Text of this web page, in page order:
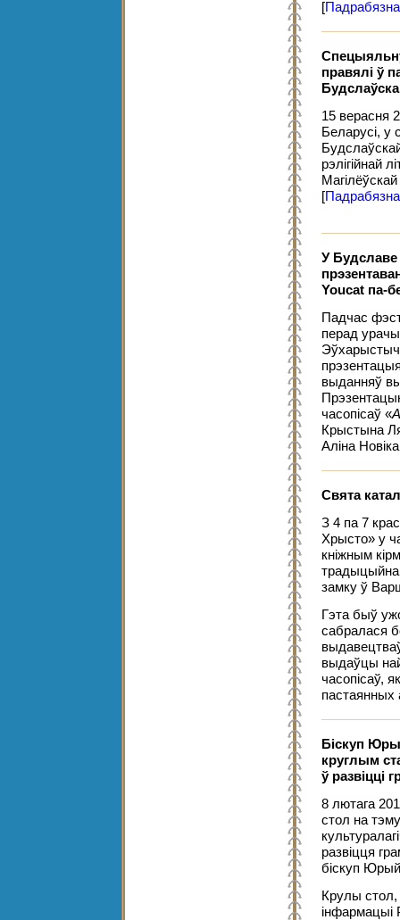
[Падрабязна
правялі ў
15 верасня
Беларусі, у
рэлігійнай
[Падрабязна
У
Youcat па-
Падчас
перад
выданняў
часопісаў «
Крыстына
Аліна
Свята
З 4 па 7
Хрысто» у
кніжным
традыцыйна
замку ў
Гэта быў
сабралася
выдаўцы
часопісаў,
пастаянных
Біскуп
круглым
ў развіцці
8 лютага
стол на
развіцця
біскуп
Крулы стол,
інфармацыі